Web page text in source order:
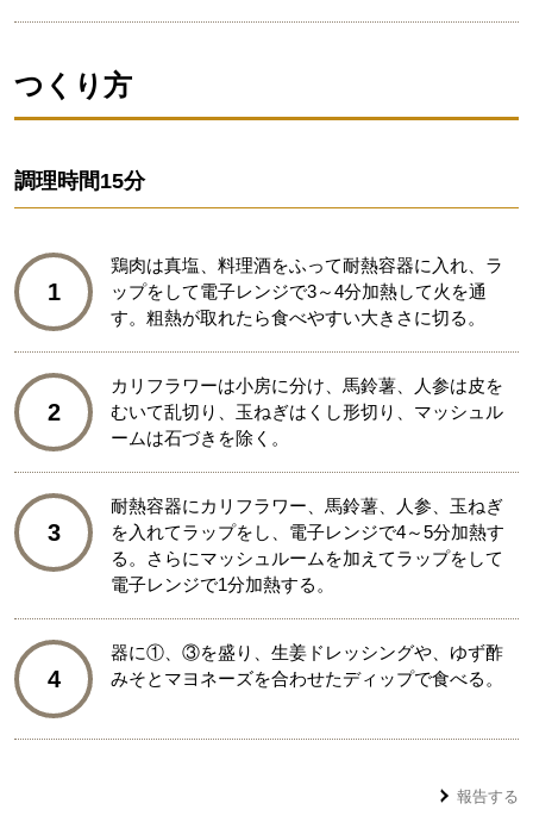
つくり方
調理時間15分
1
鶏肉は真塩、料理酒をふって耐熱容器に入れ、ラ
ップをして電子レンジで3～4分加熱して火を通
す。粗熱が取れたら食べやすい大きさに切る。
2
カリフラワーは小房に分け、馬鈴薯、人参は皮を
むいて乱切り、玉ねぎはくし形切り、マッシュル
ームは石づきを除く。
3
耐熱容器にカリフラワー、馬鈴薯、人参、玉ねぎ
を入れてラップをし、電子レンジで4～5分加熱す
る。さらにマッシュルームを加えてラップをして
電子レンジで1分加熱する。
4
器に①、③を盛り、生姜ドレッシングや、ゆず酢
みそとマヨネーズを合わせたディップで食べる。
報告する